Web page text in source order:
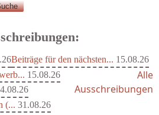
Beiträge für den nächsten... 15.08.26
15.08.26
(... 31.08.26
Alle
Ausschreibungen